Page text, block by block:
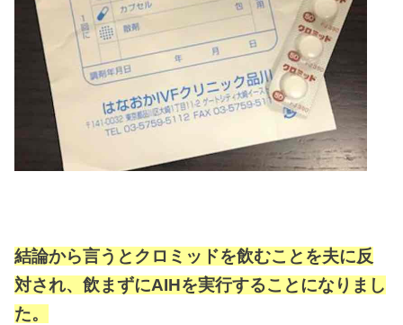
結論から言うとクロミッドを飲むことを夫に反
対され、飲まずにAIHを実行することになりまし
た。